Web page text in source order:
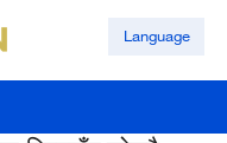
Language